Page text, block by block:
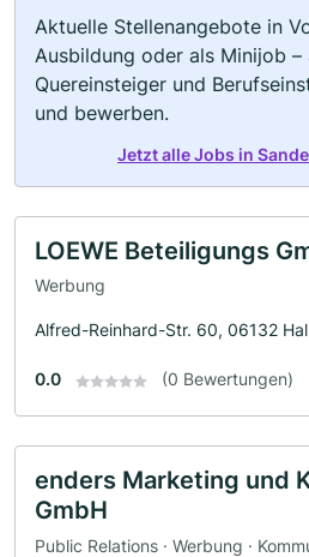
Aktuelle Stellenangebote in
Ausbildung oder als Minijob –
Quereinsteiger und
und bewerben.
Jetzt alle Jobs in
LOEWE Beteiligungs
Werbung
Alfred-Reinhard-Str. 60, 06132
0.0 (0 Bewertungen)
enders Marketing und
GmbH
Public Relations · Werbung ·